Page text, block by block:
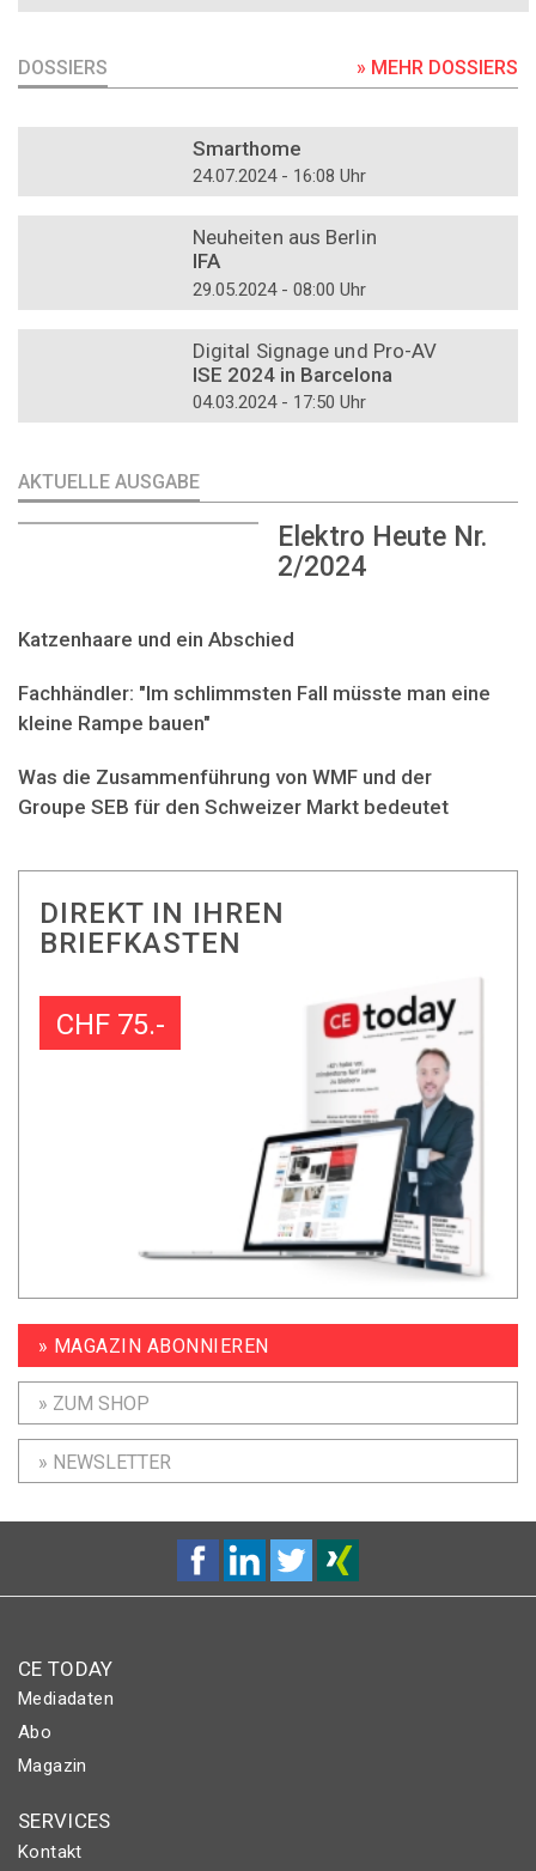
DOSSIERS » MEHR DOSSIERS
Smarthome
24.07.2024 - 16:08 Uhr
Neuheiten aus Berlin
IFA
29.05.2024 - 08:00 Uhr
Digital Signage und Pro-AV
ISE 2024 in Barcelona
04.03.2024 - 17:50 Uhr
AKTUELLE AUSGABE
Elektro Heute Nr.
2/2024
Katzenhaare und ein Abschied
Fachhändler: "Im schlimmsten Fall müsste man eine
kleine Rampe bauen"
Was die Zusammenführung von WMF und der
Groupe SEB für den Schweizer Markt bedeutet
DIREKT IN IHREN
BRIEFKASTEN
CHF 75.-
» MAGAZIN ABONNIEREN
» ZUM SHOP
» NEWSLETTER
CE TODAY
Mediadaten
Abo
Magazin
SERVICES
Kontakt